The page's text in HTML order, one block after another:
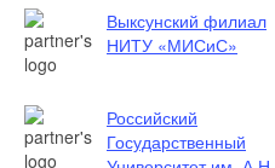
Выксунский филиал
НИТУ «МИСиС»
Российский
Государственный